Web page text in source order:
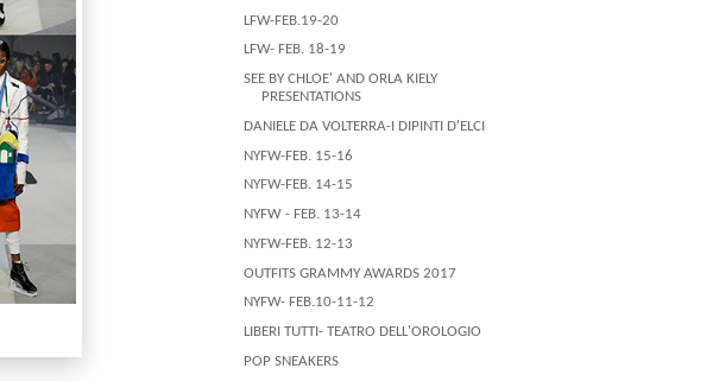
LFW-FEB.19-20
LFW- FEB. 18-19
SEE BY CHLOE' AND ORLA KIELY
PRESENTATIONS
DANIELE DA VOLTERRA-I DIPINTI D'ELCI
NYFW-FEB. 15-16
NYFW-FEB. 14-15
NYFW - FEB. 13-14
NYFW-FEB. 12-13
OUTFITS GRAMMY AWARDS 2017
NYFW- FEB.10-11-12
LIBERI TUTTI- TEATRO DELL'OROLOGIO
POP SNEAKERS